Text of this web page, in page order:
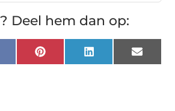
Deel hem dan op:
Pinterest LinkedIn Email